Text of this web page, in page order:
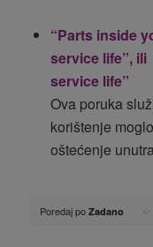
“Parts inside
service life”,
service life”
Ova poruka
korištenje
oštećenje
Poredaj po Zadano